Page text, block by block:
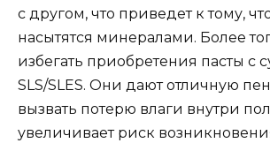
с другом, что приведет к тому,
насытятся минералами. Более
избегать приобретения пасты с
SLS/SLES. Они дают отличную
вызвать потерю влаги внутри
увеличивает риск